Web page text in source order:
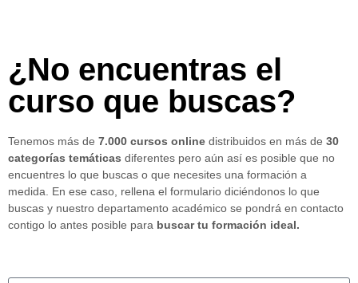
¿No encuentras el
curso que buscas?
Tenemos más de 7.000 cursos online distribuidos en más de 30
categorías temáticas diferentes pero aún así es posible que no
encuentres lo que buscas o que necesites una formación a
medida. En ese caso, rellena el formulario diciéndonos lo que
buscas y nuestro departamento académico se pondrá en contacto
contigo lo antes posible para buscar tu formación ideal.